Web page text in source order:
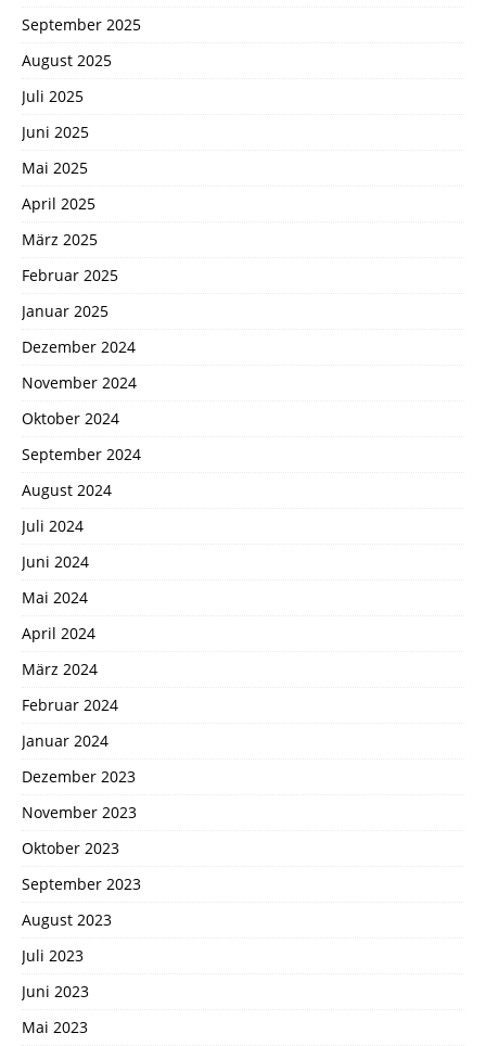
September 2025
August 2025
Juli 2025
Juni 2025
Mai 2025
April 2025
März 2025
Februar 2025
Januar 2025
Dezember 2024
November 2024
Oktober 2024
September 2024
August 2024
Juli 2024
Juni 2024
Mai 2024
April 2024
März 2024
Februar 2024
Januar 2024
Dezember 2023
November 2023
Oktober 2023
September 2023
August 2023
Juli 2023
Juni 2023
Mai 2023